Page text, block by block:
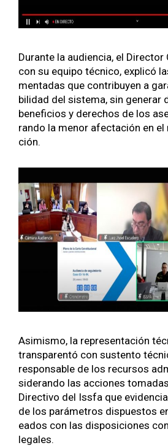
Durante la audi­en­cia, el
con su equipo téc­ni­co, explicó
men­tadas que con­tribuyen a
bil­i­dad del sis­tema, sin gener­ar
ben­efi­cios y dere­chos de los
ran­do la menor afectación en
ción.
Asimis­mo, la rep­re­sentación
trans­par­en­tó con sus­ten­to
respon­s­able de los recur­sos
sideran­do las acciones
Direc­ti­vo del Iss­fa que
de los parámet­ros dis­puestos
ea­d­os con las dis­posi­ciones
legales.